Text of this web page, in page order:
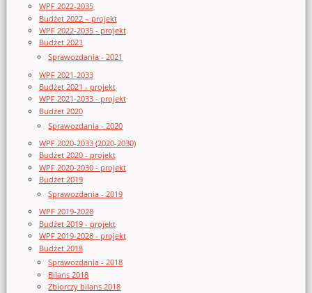
WPF 2022-2035
Budżet 2022 – projekt
WPF 2022-2035 - projekt
Budżet 2021
Sprawozdania - 2021
WPF 2021-2033
Budżet 2021 - projekt
WPF 2021-2033 - projekt
Budżet 2020
Sprawozdania - 2020
WPF 2020-2033 (2020-2030)
Budżet 2020 - projekt
WPF 2020-2030 - projekt
Budżet 2019
Sprawozdania - 2019
WPF 2019-2028
Budżet 2019 - projekt
WPF 2019-2028 - projekt
Budżet 2018
Sprawozdania - 2018
Bilans 2018
Zbiorczy bilans 2018